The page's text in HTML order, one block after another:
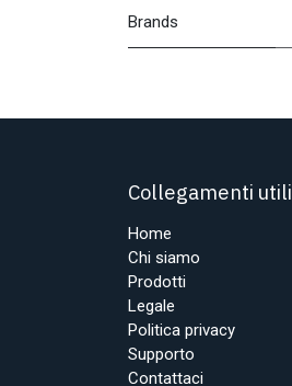
Brands
Collegamenti utili
Home
Chi siamo
Prodotti
Legale
Politica privacy
Supporto
Contattaci